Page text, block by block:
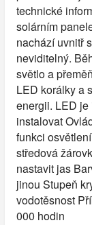
technické
solárním
nachází uvnitř
neviditelný.
světlo a
LED korálky a
energii. LED
instalovat
funkci
středová
nastavit jas
jinou Stupeň
vodotěsnost
000 hodin